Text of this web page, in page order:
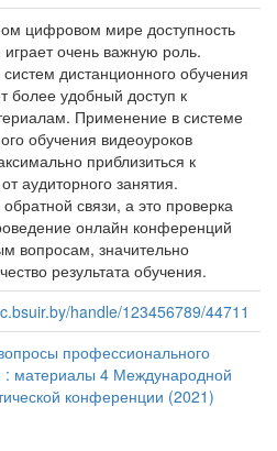
цифровом мире доступность
очень важную роль.
дистанционного обучения
более удобный доступ к
Применение в системе
обучения видеоуроков
приблизиться к
аудиторного занятия.
связи, а это проверка
онлайн конференций
вопросам, значительно
результата обучения.
handle/123456789/44711
профессионального
: материалы 4 Международной
конференции (2021)